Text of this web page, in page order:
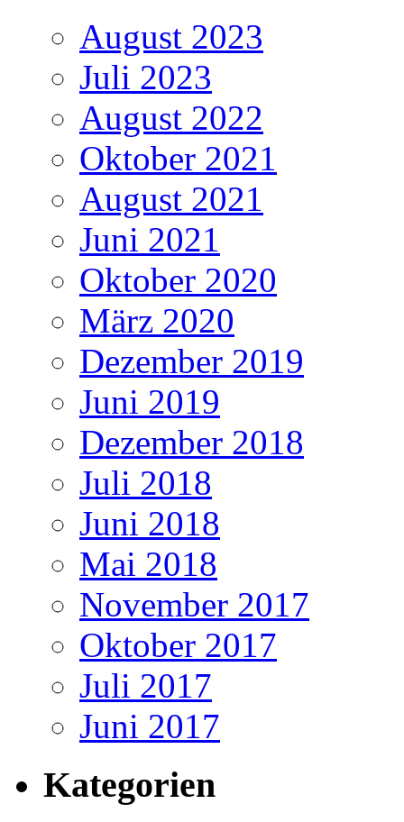
August 2023
Juli 2023
August 2022
Oktober 2021
August 2021
Juni 2021
Oktober 2020
März 2020
Dezember 2019
Juni 2019
Dezember 2018
Juli 2018
Juni 2018
Mai 2018
November 2017
Oktober 2017
Juli 2017
Juni 2017
Kategorien